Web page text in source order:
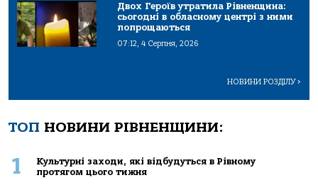
Двох Героїв утратила Рівненщина:
сьогодні в обласному центрі з ними
попрощаються
07:12, 4 Серпня, 2026
НОВИНИ РОЗДІЛУ>
ТОП НОВИНИ РІВНЕНЩИНИ:
1
Культурні заходи, які відбудуться в Рівному
протягом цього тижня